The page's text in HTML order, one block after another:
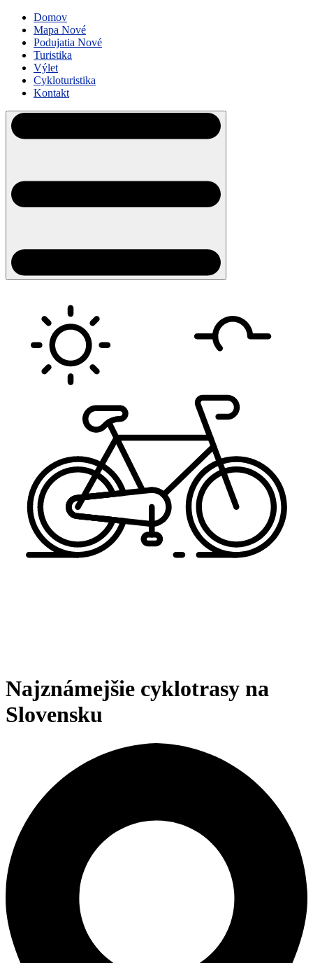
Domov
Mapa Nové
Podujatia Nové
Turistika
Výlet
Cykloturistika
Kontakt
Najznámejšie cyklotrasy na
Slovensku